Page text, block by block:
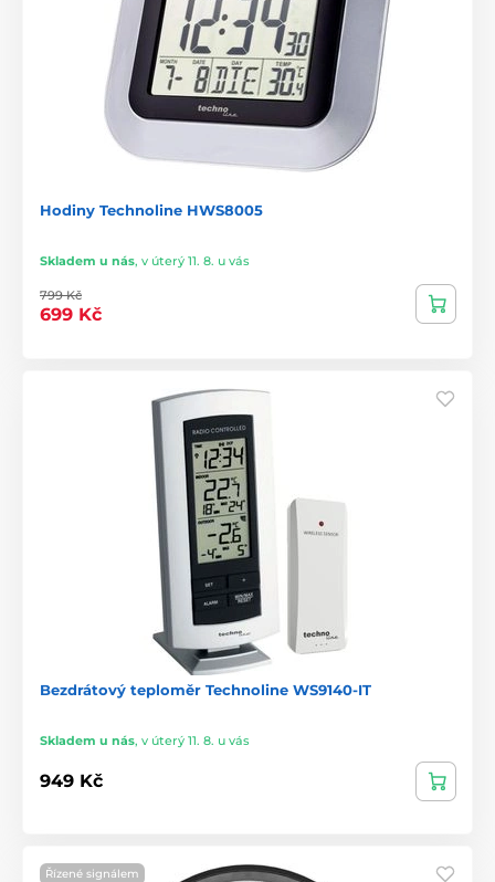
Hodiny Technoline HWS8005
Skladem u nás, v úterý 11. 8. u vás
799 Kč
699 Kč
Bezdrátový teploměr Technoline WS9140-IT
Skladem u nás, v úterý 11. 8. u vás
949 Kč
Řízené signálem